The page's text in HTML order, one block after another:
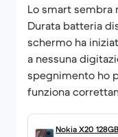
Lo smart sembra
Durata batteria
schermo ha
a nessuna
spegnimento ho potuto
funziona
Nokia X20